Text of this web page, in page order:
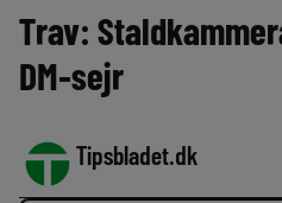
Trav:
DM-sejr
Tipsbladet.dk